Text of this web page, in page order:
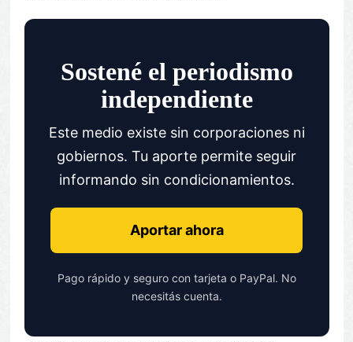
Sostené el periodismo
independiente
Este medio existe sin corporaciones ni
gobiernos. Tu aporte permite seguir
informando sin condicionamientos.
Aportar ahora
Pago rápido y seguro con tarjeta o PayPal. No
necesitás cuenta.